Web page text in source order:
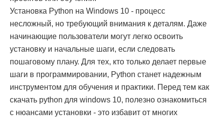
Установка Python на Windows 10 - процесс
несложный, но требующий внимания к деталям. Даже
начинающие пользователи могут легко освоить
установку и начальные шаги, если следовать
пошаговому плану. Для тех, кто только делает первые
шаги в программировании, Python станет надежным
инструментом для обучения и практики. Перед тем как
скачать python для windows 10, полезно ознакомиться
с нюансами установки - это избавит от многих